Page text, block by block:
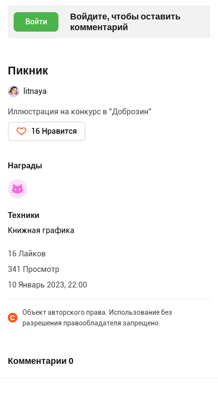
Войти
Войдите, чтобы оставить
комментарий
Пикник
litnaya
Иллюстрация на конкурс в "Доброзин"
16 Нравится
Награды
Техники
Книжная графика
16 Лайков
341 Просмотр
10 Январь 2023, 22:00
Объект авторского права. Использование без
разрешения правообладателя запрещено.
Комментарии 0